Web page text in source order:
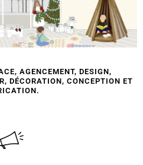
AGENCEMENT, DESIGN,
DÉCORATION, CONCEPTION ET